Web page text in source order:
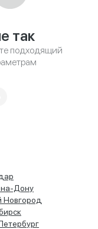
так
подходящий
Дону